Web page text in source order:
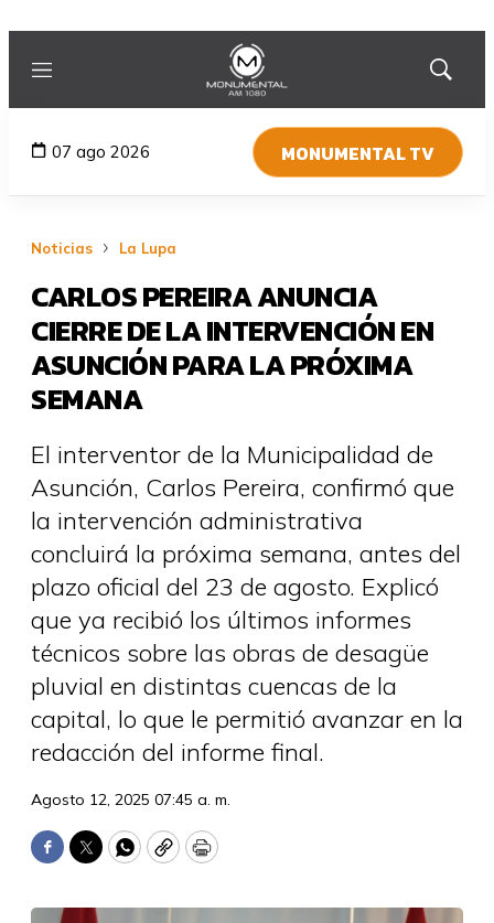
Menú
Mostrar
07 ago 2026 MONUMENTAL TV
Noticias La Lupa
CARLOS PEREIRA ANUNCIA
CIERRE DE LA INTERVENCIÓN EN
ASUNCIÓN PARA LA PRÓXIMA
SEMANA
El interventor de la Municipalidad de
Asunción, Carlos Pereira, confirmó que
la intervención administrativa
concluirá la próxima semana, antes del
plazo oficial del 23 de agosto. Explicó
que ya recibió los últimos informes
técnicos sobre las obras de desagüe
pluvial en distintas cuencas de la
capital, lo que le permitió avanzar en la
redacción del informe final.
Agosto 12, 2025 07:45 a. m.
Facebook
TwitterWhatsApp
CopyPrint